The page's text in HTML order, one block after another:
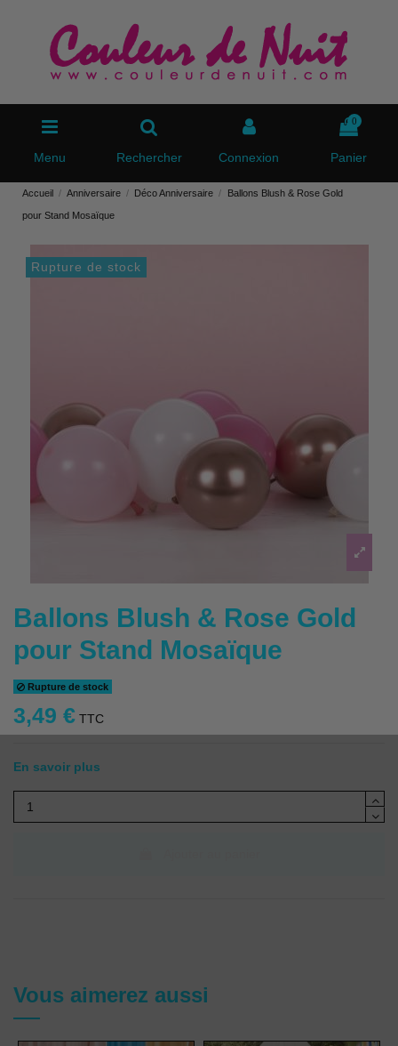
Menu Rechercher Connexion
0
Panier
Accueil Anniversaire Déco Anniversaire Ballons Blush & Rose Gold
pour Stand Mosaïque
Rupture de stock
Ballons Blush & Rose Gold
pour Stand Mosaïque
Rupture de stock
3,49 € TTC
En savoir plus
Vous aimerez aussi